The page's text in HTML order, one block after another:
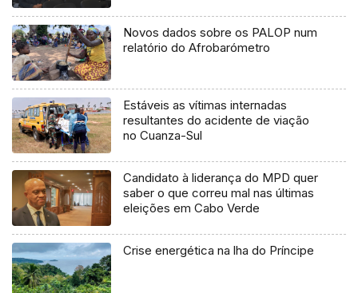
Novos dados sobre os PALOP num
relatório do Afrobarómetro
Estáveis as vítimas internadas
resultantes do acidente de viação
no Cuanza-Sul
Candidato à liderança do MPD quer
saber o que correu mal nas últimas
eleições em Cabo Verde
Crise energética na lha do Príncipe